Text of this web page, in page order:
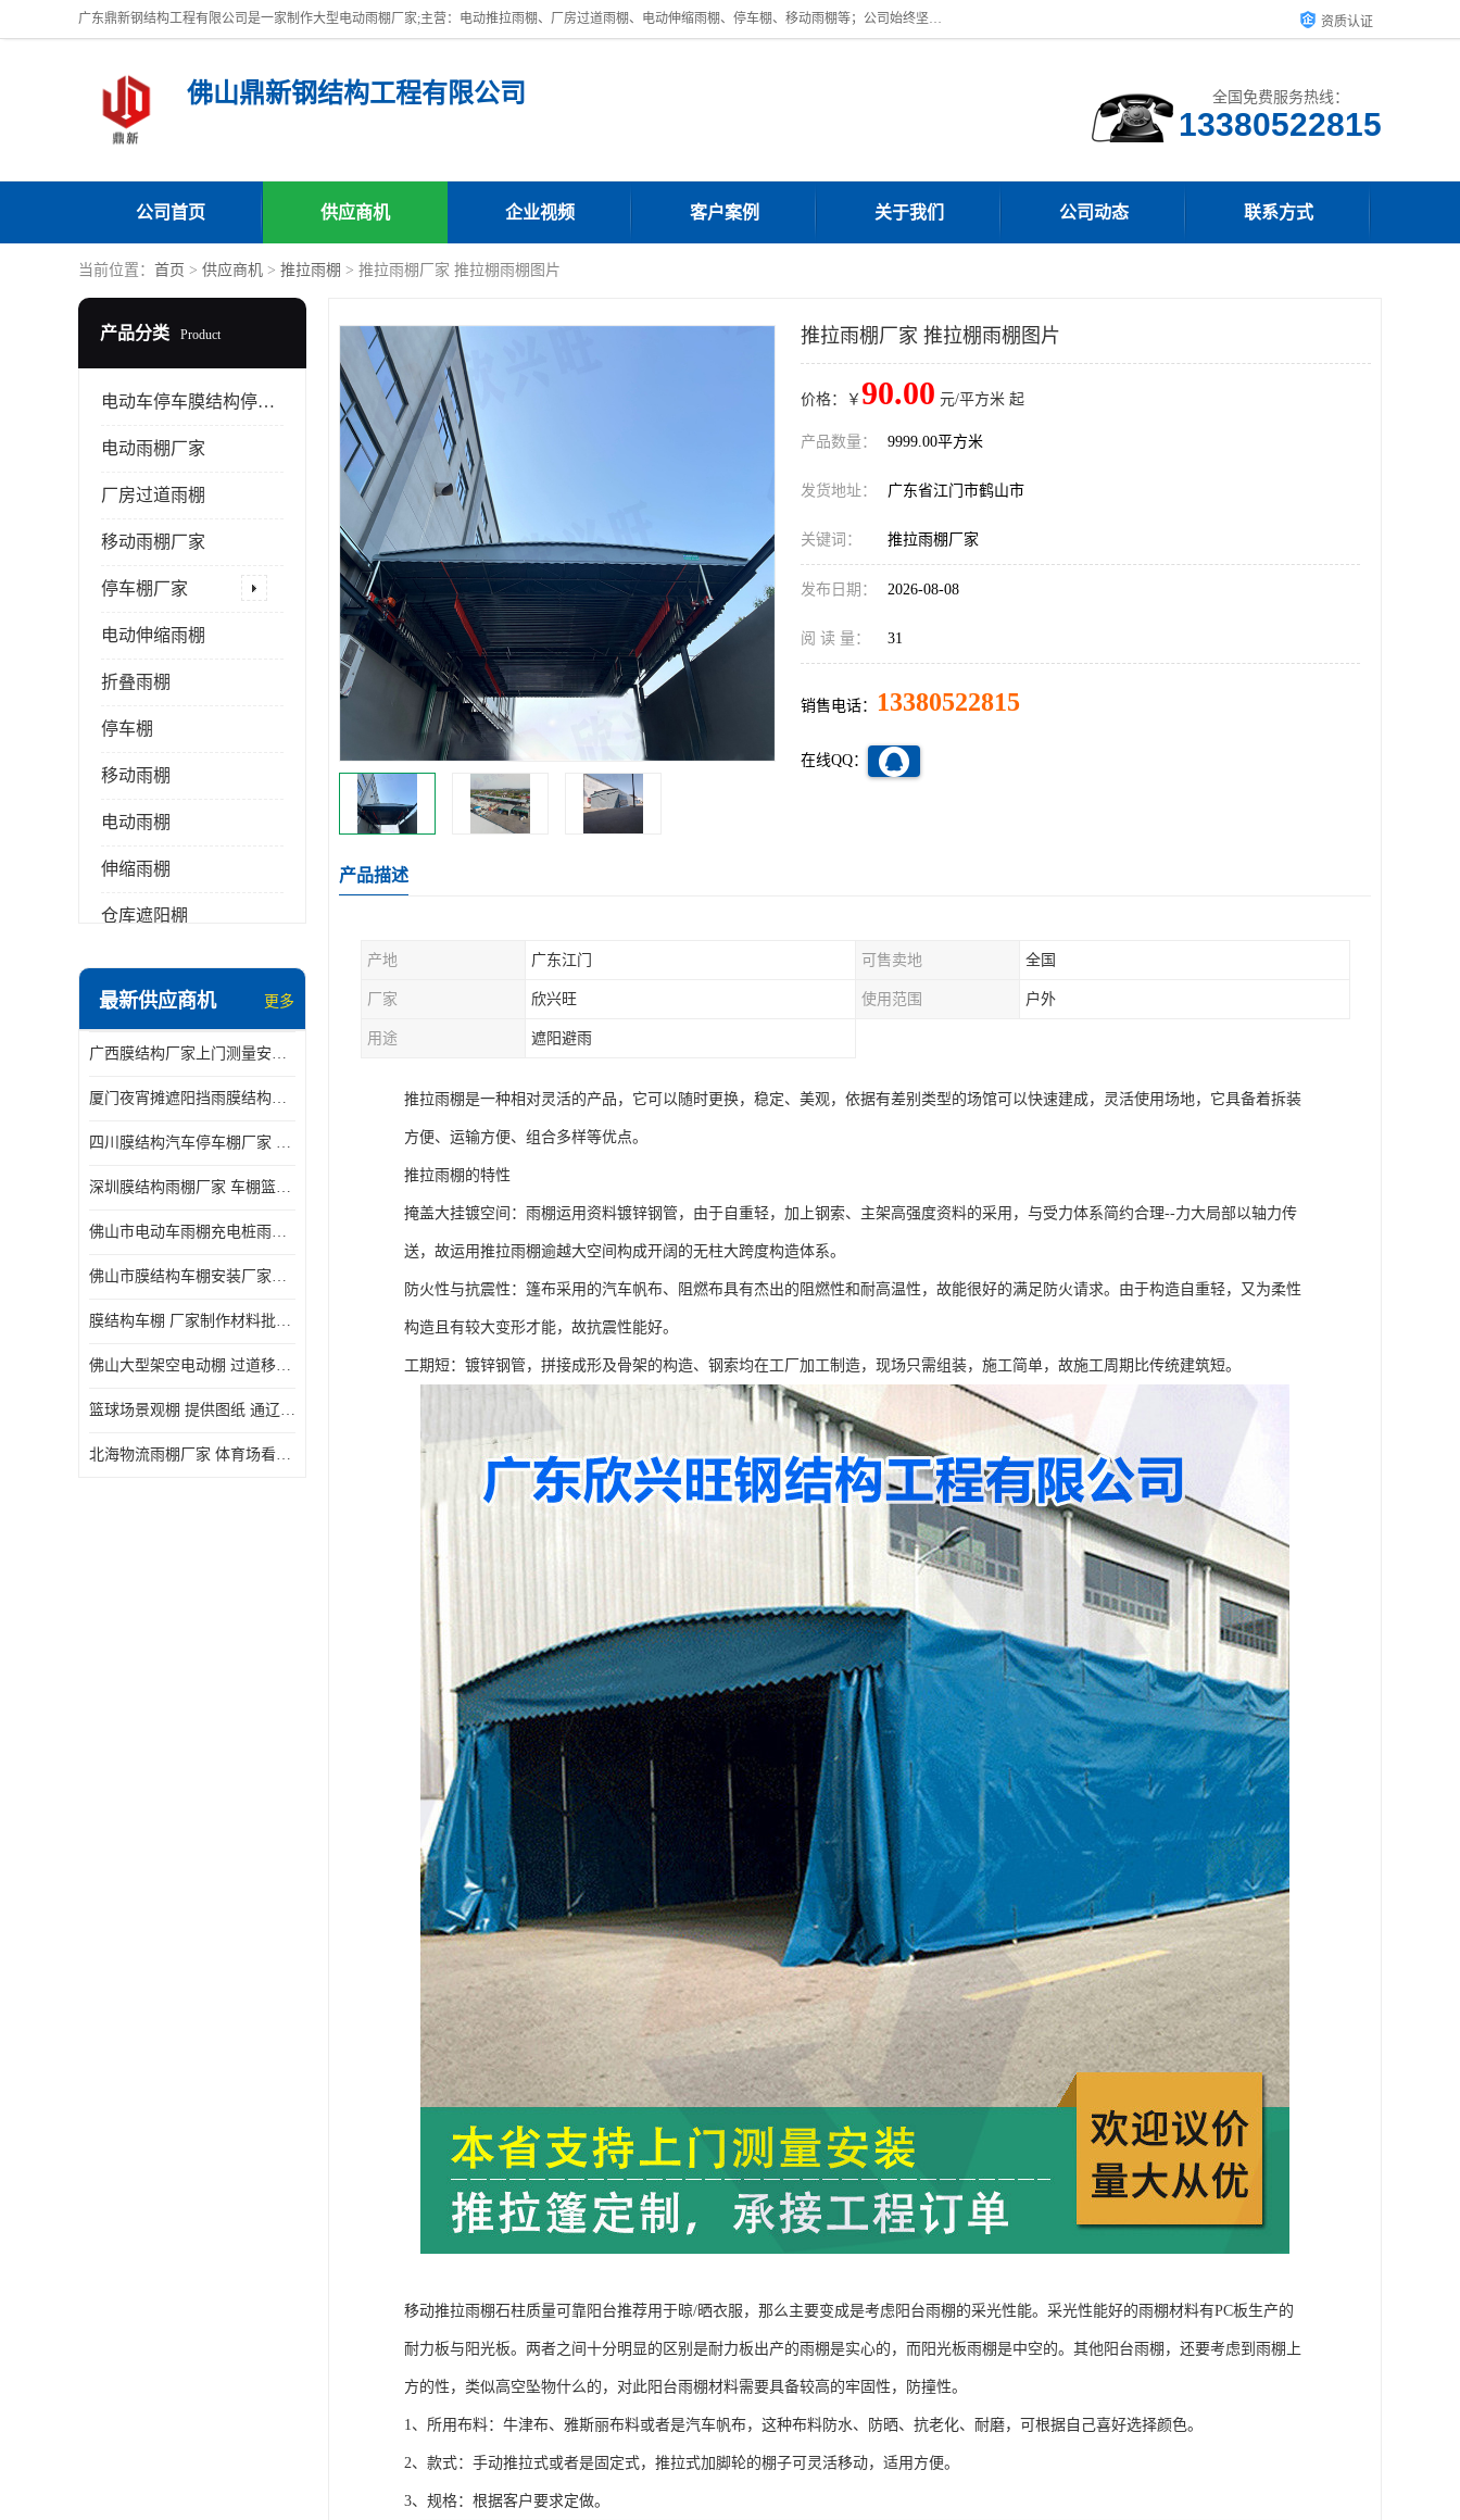
广东鼎新钢结构工程有限公司是一家制作大型电动雨棚厂家;主营：电动推拉雨棚、厂房过道雨棚、电动伸缩雨棚、停车棚、移动雨棚等；公司始终坚持结构创新,品质优越,美观形象,且售后服务好。公司充分吸纳当今休闲用品的前端技术和风格,为您带来质价相宜,时尚典雅的各种户外用品, 资质认证
佛山鼎新钢结构工程有限公司 全国免费服务热线：
13380522815
公司首页 供应商机 企业视频 客户案例 关于我们 公司动态 联系方式
当前位置： 首页 > 供应商机 > 推拉雨棚 > 推拉雨棚厂家 推拉棚雨棚图片
产品分类 Product
电动车停车膜结构停车棚
电动雨棚厂家
厂房过道雨棚
移动雨棚厂家
停车棚厂家
电动伸缩雨棚
折叠雨棚
停车棚
移动雨棚
电动雨棚
伸缩雨棚
仓库遮阳棚
电动推拉雨棚
膜结构停景观棚
最新供应商机 更多
广西膜结构厂家上门测量安装发货，厂家发货没有差价
厦门夜宵摊遮阳挡雨膜结构雨棚设计 上门测量 款式多
四川膜结构汽车停车棚厂家 款式多 提供报价
深圳膜结构雨棚厂家 车棚篮球场体育看台 规格多样
佛山市电动车雨棚充电桩雨棚小区电动车棚
佛山市膜结构车棚安装厂家发货安装
膜结构车棚 厂家制作材料批发安装一体式工厂
佛山大型架空电动棚 过道移动雨蓬 屋轨道悬空棚免费测量
篮球场景观棚 提供图纸 通辽膜结构厂家
北海物流雨棚厂家 体育场看台雨棚 价格优惠
推拉雨棚厂家 推拉棚雨棚图片
价格：￥ 90.00 元/平方米 起
产品数量： 9999.00平方米
发货地址： 广东省江门市鹤山市
关键词： 推拉雨棚厂家
发布日期： 2026-08-08
阅 读 量： 31
销售电话： 13380522815
在线QQ：
产品描述
产地 广东江门 可售卖地 全国
厂家 欣兴旺 使用范围 户外
用途 遮阳避雨
推拉雨棚是一种相对灵活的产品，它可以随时更换，稳定、美观，依据有差别类型的场馆可以快速建成，灵活使用场地，它具备着拆装
方便、运输方便、组合多样等优点。
推拉雨棚的特性
掩盖大挂镀空间：雨棚运用资料镀锌钢管，由于自重轻，加上钢索、主架高强度资料的采用，与受力体系简约合理--力大局部以轴力传
送，故运用推拉雨棚逾越大空间构成开阔的无柱大跨度构造体系。
防火性与抗震性：篷布采用的汽车帆布、阻燃布具有杰出的阻燃性和耐高温性，故能很好的满足防火请求。由于构造自重轻，又为柔性
构造且有较大变形才能，故抗震性能好。
工期短：镀锌钢管，拼接成形及骨架的构造、钢索均在工厂加工制造，现场只需组装，施工简单，故施工周期比传统建筑短。
移动推拉雨棚石柱质量可靠阳台推荐用于晾/晒衣服，那么主要变成是考虑阳台雨棚的采光性能。采光性能好的雨棚材料有PC板生产的
耐力板与阳光板。两者之间十分明显的区别是耐力板出产的雨棚是实心的，而阳光板雨棚是中空的。其他阳台雨棚，还要考虑到雨棚上
方的性，类似高空坠物什么的，对此阳台雨棚材料需要具备较高的牢固性，防撞性。
1、所用布料：牛津布、雅斯丽布料或者是汽车帆布，这种布料防水、防晒、抗老化、耐磨，可根据自己喜好选择颜色。
2、款式：手动推拉式或者是固定式，推拉式加脚轮的棚子可灵活移动，适用方便。
3、规格：根据客户要求定做。